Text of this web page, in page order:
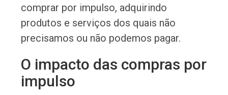
comprar por impulso, adquirindo
produtos e serviços dos quais não
precisamos ou não podemos pagar.
O impacto das compras por
impulso